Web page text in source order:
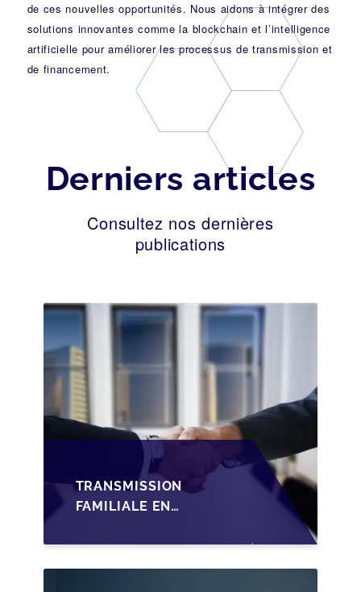
de ces nouvelles opportunités. Nous aidons à intégrer des
solutions innovantes comme la blockchain et l’intelligence
artificielle pour améliorer les processus de transmission et
de financement.
Derniers articles
Consultez nos dernières
publications
TRANSMISSION
FAMILIALE EN
STRUCTURER LA
CESSION DES PARTS